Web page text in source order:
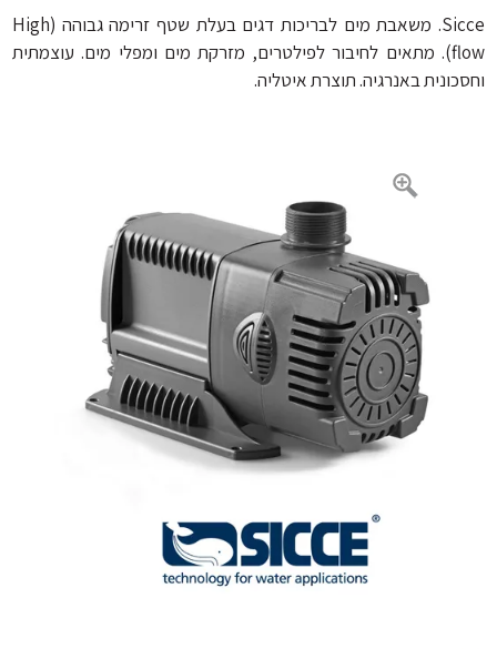
Sicce. משאבת מים לבריכות דגים בעלת שטף זרימה גבוהה (High
flow). מתאים לחיבור לפילטרים, מזרקת מים ומפלי מים. עוצמתית
באנרגיה. תוצרת איטליה.